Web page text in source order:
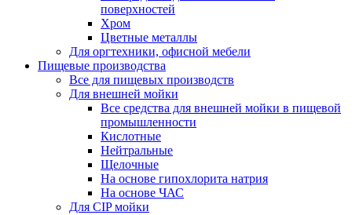
поверхностей
Хром
Цветные металлы
Для оргтехники, офисной мебели
Пищевые производства
Все для пищевых производств
Для внешней мойки
Все средства для внешней мойки в пищевой
промышленности
Кислотные
Нейтральные
Щелочные
На основе гипохлорита натрия
На основе ЧАС
Для CIP мойки